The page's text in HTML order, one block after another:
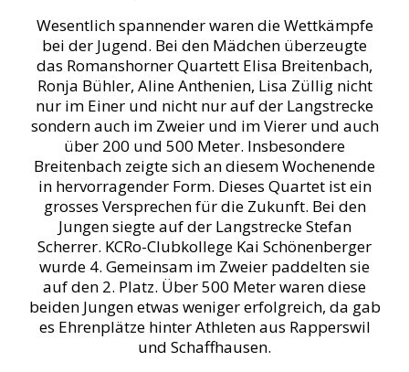
Wesentlich spannender waren die Wettkämpfe
bei der Jugend. Bei den Mädchen überzeugte
das Romanshorner Quartett Elisa Breitenbach,
Ronja Bühler, Aline Anthenien, Lisa Züllig nicht
nur im Einer und nicht nur auf der Langstrecke
sondern auch im Zweier und im Vierer und auch
über 200 und 500 Meter. Insbesondere
Breitenbach zeigte sich an diesem Wochenende
in hervorragender Form. Dieses Quartet ist ein
grosses Versprechen für die Zukunft. Bei den
Jungen siegte auf der Langstrecke Stefan
Scherrer. KCRo-Clubkollege Kai Schönenberger
wurde 4. Gemeinsam im Zweier paddelten sie
auf den 2. Platz. Über 500 Meter waren diese
beiden Jungen etwas weniger erfolgreich, da gab
es Ehrenplätze hinter Athleten aus Rapperswil
und Schaffhausen.